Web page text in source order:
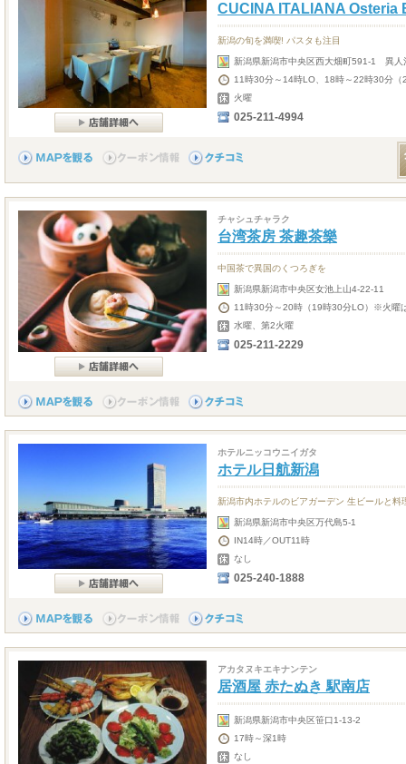
CUCINA ITALIANA Osteria
新潟の旬を満喫! パスタも注目
新潟県新潟市中央区西大畑町591-1 異人
11時30分～14時LO、18時～22時30分（
火曜
025-211-4994
チャシュチャラク
台湾茶房 茶趣茶樂
中国茶で異国のくつろぎを
新潟県新潟市中央区女池上山4-22-11
11時30分～20時（19時30分LO）※火曜
水曜、第2火曜
025-211-2229
ホテルニッコウニイガタ
ホテル日航新潟
新潟市内ホテルのビアガーデン 生ビールと料
新潟県新潟市中央区万代島5-1
IN14時／OUT11時
なし
025-240-1888
アカタヌキエキナンテン
居酒屋 赤たぬき 駅南店
新潟県新潟市中央区笹口1-13-2
17時～深1時
なし